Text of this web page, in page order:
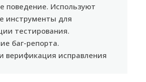
поведение. Используют
инструменты для
тестирования.
баг-репорта.
верификация исправления